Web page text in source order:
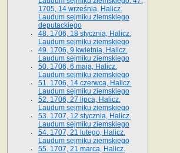
1705, 14 września, Halicz.
Laudum sejmiku ziemskiego
deputackiego
48. 1706, 18 stycznia, Halicz.
Laudum sejmiku ziemskiego
49. 1706, 9 kwietnia, Halicz.
Laudum sejmiku ziemskiego
50. 1706, 6 maja, Halicz.
Laudum sejmiku ziemskiego
51. 1706, 14 czerwca, Halicz.
Laudum sejmiku ziemskiego
52. 1706, 27 lipca, Halicz.
Laudum sejmiku ziemskiego
53. 1707, 12 stycznia, Halicz.
Laudum sejmiku ziemskiego
54. 1707, 21 lutego, Halicz.
Laudum sejmiku ziemskiego
55. 1707, 21 marca, Halicz.